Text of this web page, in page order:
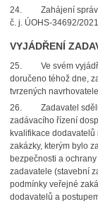
24. Zahájení
č. j. ÚOHS-34692/
VYJÁDŘENÍ
25. Ve svém
doručeno téhož dne,
tvrzených
26. Zadavatel
zadávacího řízení
kvalifikace
zakázky, kterým bylo
bezpečnosti a
zadavatele (stavební
podmínky veřejné
dodavatelů a